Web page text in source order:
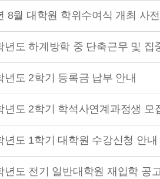
8월 대학원 학위수여식 개최 사
년도 하계방학 중 단축근무 및 집
년도 2학기 등록금 납부 안내
년도 2학기 학석사연계과정생 모
년도 1학기 대학원 수강신청 안내
년도 전기 일반대학원 재입학 공고